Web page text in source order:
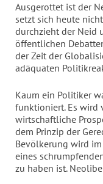
Ausgerottet ist der
setzt sich heute
durchzieht der Neid
öffentlichen
der Zeit der
adäquaten
Kaum ein Politiker
funktioniert. Es wird
wirtschaftliche
dem Prinzip der
Bevölkerung wird
eines
zu haben ist.